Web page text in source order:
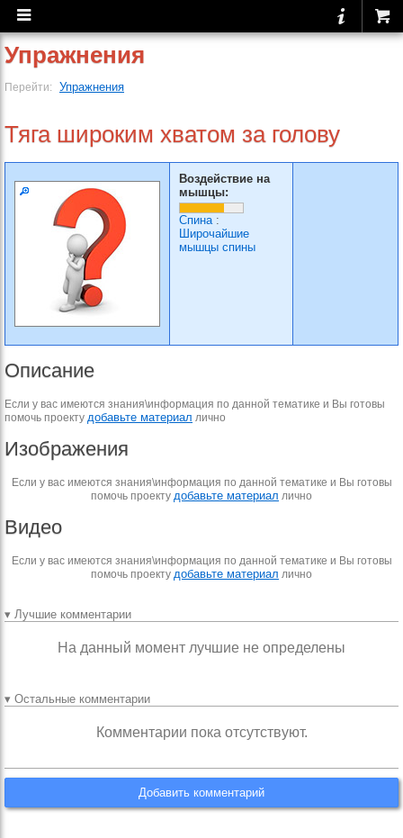
Упражнения
Перейти: Упражнения
Тяга широким хватом за голову
Воздействие на
мышцы:
Спина:
Широчайшие
мышцы спины
Описание
Если у вас имеются знания\информация по данной тематике и Вы готовы
помочь проекту добавьте материал лично
Изображения
Если у вас имеются знания\информация по данной тематике и Вы готовы
помочь проекту добавьте материал лично
Видео
Если у вас имеются знания\информация по данной тематике и Вы готовы
помочь проекту добавьте материал лично
▾ Лучшие комментарии
На данный момент лучшие не определены
▾ Остальные комментарии
Комментарии пока отсутствуют.
Добавить комментарий